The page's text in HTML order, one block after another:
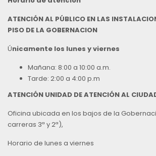
ATENCIÓN AL PÚBLICO EN LAS
PISO DE LA GOBERNACION
Únicamente los lunes y viernes
Mañana: 8:00 a 10:00 a.m.
Tarde: 2:00 a 4:00 p.m
ATENCIÓN UNIDAD DE ATENCIÓN AL
Oficina ubicada en los bajos de la
carreras 3ª y 2ª),
Horario de lunes a viernes